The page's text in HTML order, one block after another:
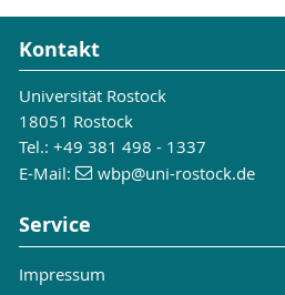
Kontakt
Universität Rostock
18051 Rostock
Tel.: +49 381 498 - 1337
E-Mail:
wbp@uni-rostock.de
Service
Impressum